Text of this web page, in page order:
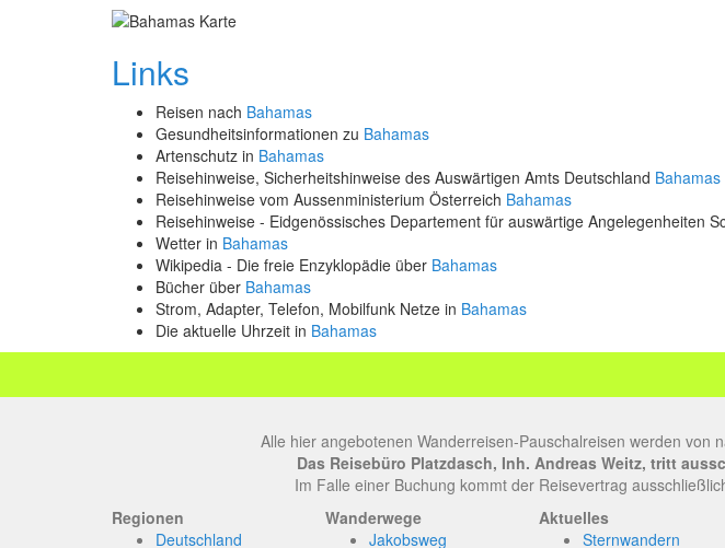
Links
Reisen nach Bahamas
Gesundheitsinformationen zu Bahamas
Artenschutz in Bahamas
Reisehinweise, Sicherheitshinweise des Auswärtigen Amts Deutschland Bahamas
Reisehinweise vom Aussenministerium Österreich Bahamas
Reisehinweise - Eidgenössisches Departement für auswärtige Angelegenheiten
Wetter in Bahamas
Wikipedia - Die freie Enzyklopädie über Bahamas
Bücher über Bahamas
Strom, Adapter, Telefon, Mobilfunk Netze in Bahamas
Die aktuelle Uhrzeit in Bahamas
Alle hier angebotenen Wanderreisen-Pauschalreisen werden von
Das Reisebüro Platzdasch, Inh. Andreas Weitz, tritt
Im Falle einer Buchung kommt der Reisevertrag
Regionen
Deutschland
Wanderwege
Jakobsweg
Aktuelles
Sternwandern